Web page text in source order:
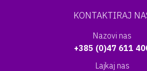
KONTAKTIRAJ
Nazovi nas
+385 (0)47 611
Lajkaj nas